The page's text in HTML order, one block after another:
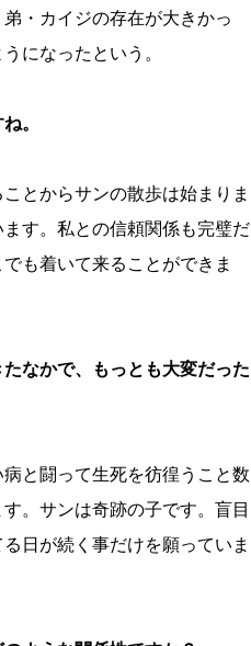
・カイジの存在が大きかっ
になったという。
。
とからサンの散歩は始まりま
す。私との信頼関係も完璧だ
も着いて来ることができま
なかで、もっとも大変だった
と闘って生死を彷徨うこと数
。サンは奇跡の子です。盲目
日が続く事だけを願っていま